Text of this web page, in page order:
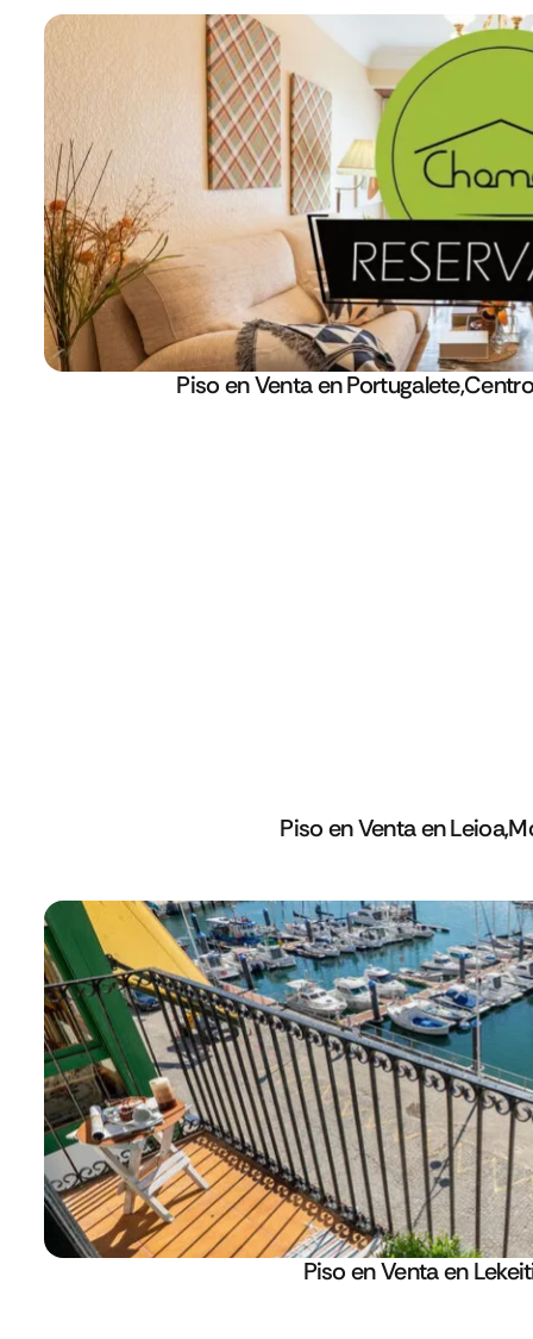
Piso en Venta en
Piso en Venta en
Piso en Venta en